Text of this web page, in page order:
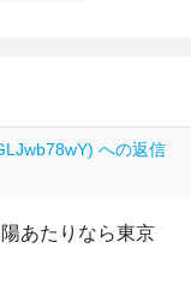
への返信
あたりなら東京